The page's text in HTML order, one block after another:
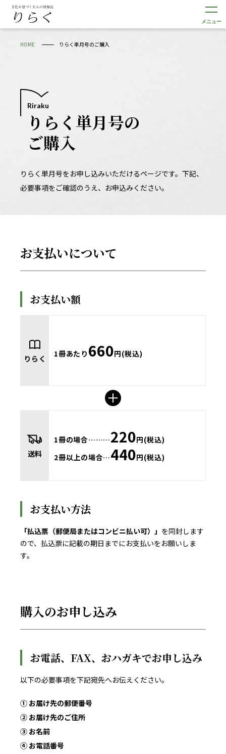
メニュー
HOME りらく単月号のご購入
Riraku
りらく単月号の
ご購入
りらく単月号をお申し込みいただけるページです。下記、
必要事項をご確認のうえ、お申込みください。
お支払いについて
お支払い額
りらく
1冊あたり 660円(税込)
送料
1冊の場合………220円(税込)
2冊以上の場合…440円(税込)
お支払い方法
「払込票（郵便局またはコンビニ払い可）」 を同封します
ので、払込票に記載の期日までにお支払いをお願いしま
す。
購入のお申し込み
お電話、FAX、おハガキでお申し込み
以下の必要事項を下記宛先へお伝えください。
① お届け先の郵便番号
② お届け先のご住所
③ お名前
④ お電話番号